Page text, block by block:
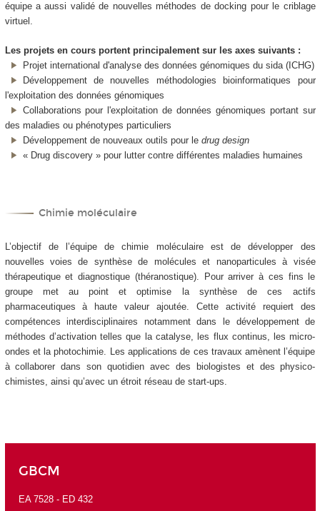
équipe a aussi validé de nouvelles méthodes de docking pour le criblage
virtuel.
Les projets en cours portent principalement sur les axes suivants :
Projet international d'analyse des données génomiques du sida (ICHG)
Développement de nouvelles méthodologies bioinformatiques pour
l'exploitation des données génomiques
Collaborations pour l'exploitation de données génomiques portant sur
des maladies ou phénotypes particuliers
Développement de nouveaux outils pour le drug design
« Drug discovery » pour lutter contre différentes maladies humaines
Chimie moléculaire
L’objectif de l’équipe de chimie moléculaire est de développer des
nouvelles voies de synthèse de molécules et nanoparticules à visée
thérapeutique et diagnostique (théranostique). Pour arriver à ces fins le
groupe met au point et optimise la synthèse de ces actifs
pharmaceutiques à haute valeur ajoutée. Cette activité requiert des
compétences interdisciplinaires notamment dans le développement de
méthodes d’activation telles que la catalyse, les flux continus, les micro-
ondes et la photochimie. Les applications de ces travaux amènent l’équipe
à collaborer dans son quotidien avec des biologistes et des physico-
chimistes, ainsi qu’avec un étroit réseau de start-ups.
GBCM
EA 7528 - ED 432